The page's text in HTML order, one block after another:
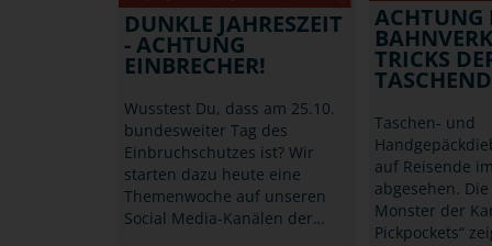
ACHTUNG
TRICKS
Taschen- und
auf Reisende
abgesehen.
Monster der
Pickpockets“
DUNKLE JAHRESZEIT
- ACHTUNG
EINBRECHER!
Wusstest Du, dass am 25.10.
bundesweiter Tag des
Einbruchschutzes ist? Wir
starten dazu heute eine
Themenwoche auf unseren
Social Media-Kanälen der…